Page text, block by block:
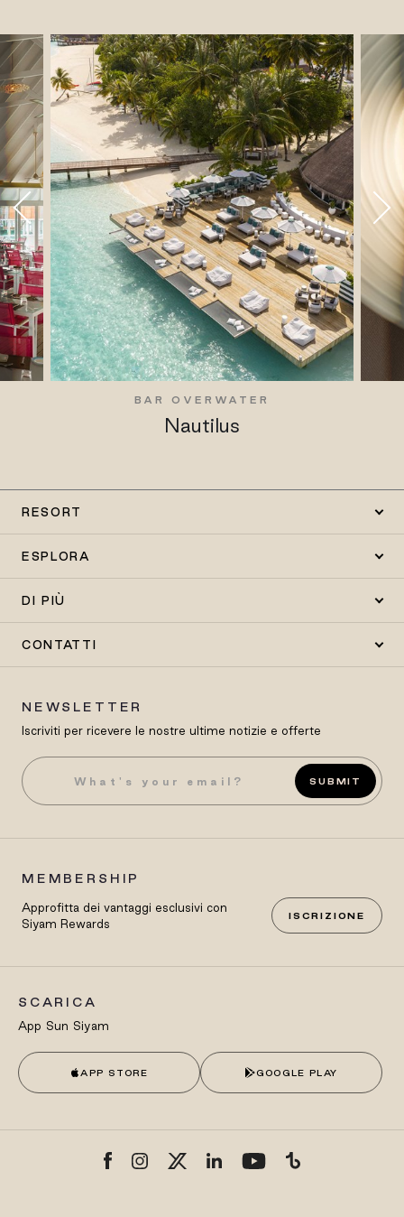
BAR OVERWATER
Nautilus
RESORT
ESPLORA
DI PIÙ
CONTATTI
NEWSLETTER
Iscriviti per ricevere le nostre ultime notizie e offerte
SUBMIT
MEMBERSHIP
Approfitta dei vantaggi esclusivi con
Siyam Rewards
ISCRIZIONE
SCARICA
App Sun Siyam
APP STORE GOOGLE PLAY